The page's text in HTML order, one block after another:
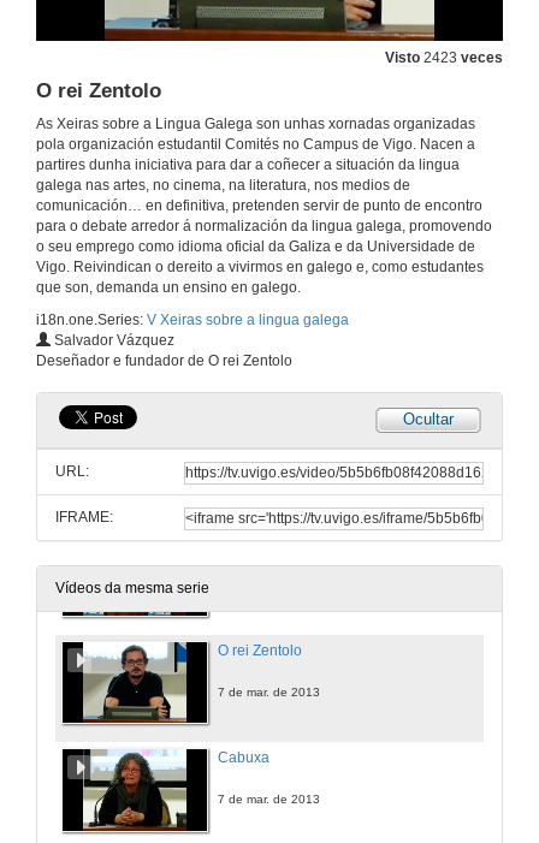
Visto 2423 veces
O rei Zentolo
As Xeiras sobre a Lingua Galega son unhas xornadas organizadas
pola organización estudantil Comités no Campus de Vigo. Nacen a
partires dunha iniciativa para dar a coñecer a situación da lingua
galega nas artes, no cinema, na literatura, nos medios de
comunicación… en definitiva, pretenden servir de punto de encontro
para o debate arredor á normalización da lingua galega, promovendo
o seu emprego como idioma oficial da Galiza e da Universidade de
Vigo. Reivindican o dereito a vivirmos en galego e, como estudantes
que son, demanda un ensino en galego.
i18n.one.Series: V Xeiras sobre a lingua galega
Salvador Vázquez
Deseñador e fundador de O rei Zentolo
Ocultar
URL:
IFRAME:
Vídeos da mesma serie
Obradoiro de regueifa
7 de mar. de 2013
Plataforma pola protección da Serra do Galiñeiro
7 de mar. de 2013
Adega
7 de mar. de 2013
7 de mar. de 2013
Quenda de preguntas
O rei Zentolo
7 de mar. de 2013
Cabuxa
7 de mar. de 2013